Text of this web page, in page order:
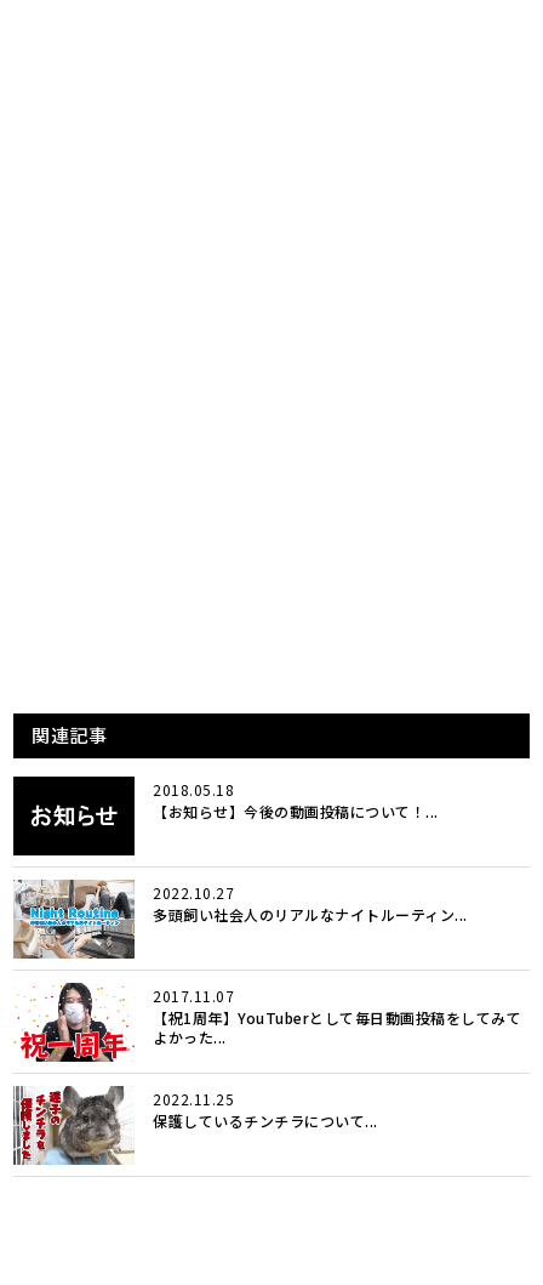
関連記事
2018.05.18
【お知らせ】今後の動画投稿について！...
2022.10.27
多頭飼い社会人のリアルなナイトルーティン...
2017.11.07
【祝1周年】YouTuberとして毎日動画投稿をしてみて
よかった...
2022.11.25
保護しているチンチラについて...